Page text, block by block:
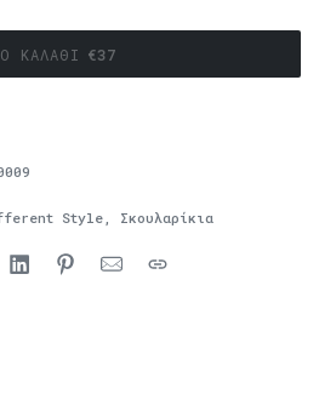
€37
ΚΑΛΆΘΙ
Style, Σκουλαρίκια